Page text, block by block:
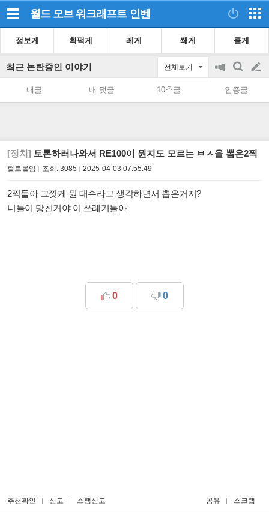
월드 오브 워크래프트 인벤
정보게 확팩게 레게 쐐게 클게
최근 논란중인 이야기 전체보기
공
on/off
검
색
글
쓰
내글 내 댓글 10추글 인증글
[정치] 토론하러나와서 RE100이 뭔지도 모르는 ㅂㅅ을 뽑은2찍
헐트롤임 조회: 3085 2025-04-03 07:55:49
2찍들아 그깟게 뭔 대수라고 생각하면서 뽑은거지?
니들이 망친거야 이 쓰레기들아
0 0
추천확인 신고 스팸신고 공유 스크랩